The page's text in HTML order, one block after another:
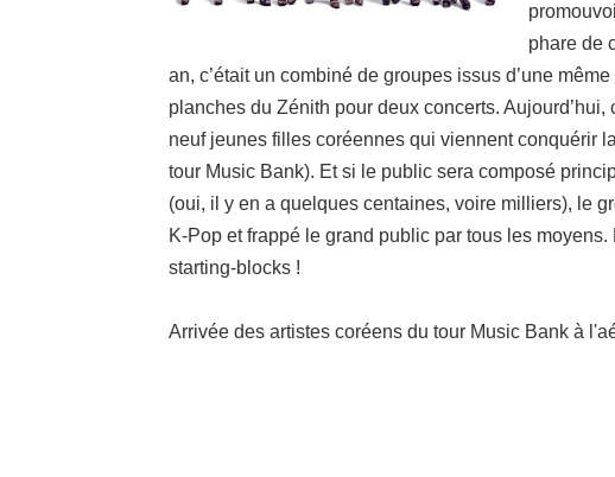
phare de
an, c’était un combiné de groupes issus d’une
planches du Zénith pour deux concerts.
neuf jeunes filles coréennes qui viennent conquérir
tour Music Bank). Et si le public sera composé
(oui, il y en a quelques centaines, voire milliers), le
K-Pop et frappé le grand public par tous les
starting-blocks !
Arrivée des artistes coréens du tour Music Bank à